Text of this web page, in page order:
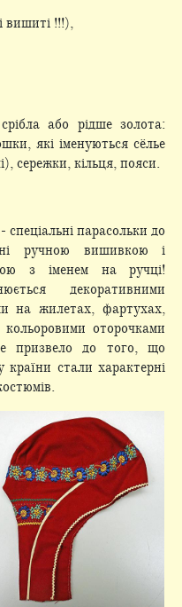
вишиті !!!),
або рідше золота:
які іменуються сёлье
сережки, кільця, пояси.
спеціальні парасольки до
ручною вишивкою і
з іменем на ручці!
декоративними
на жилетах, фартухах,
оторочками
призвело до того, що
стали характерні